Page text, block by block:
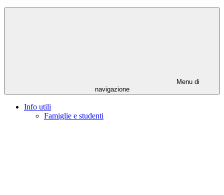
Menu di
navigazione
Info utili
Famiglie e studenti